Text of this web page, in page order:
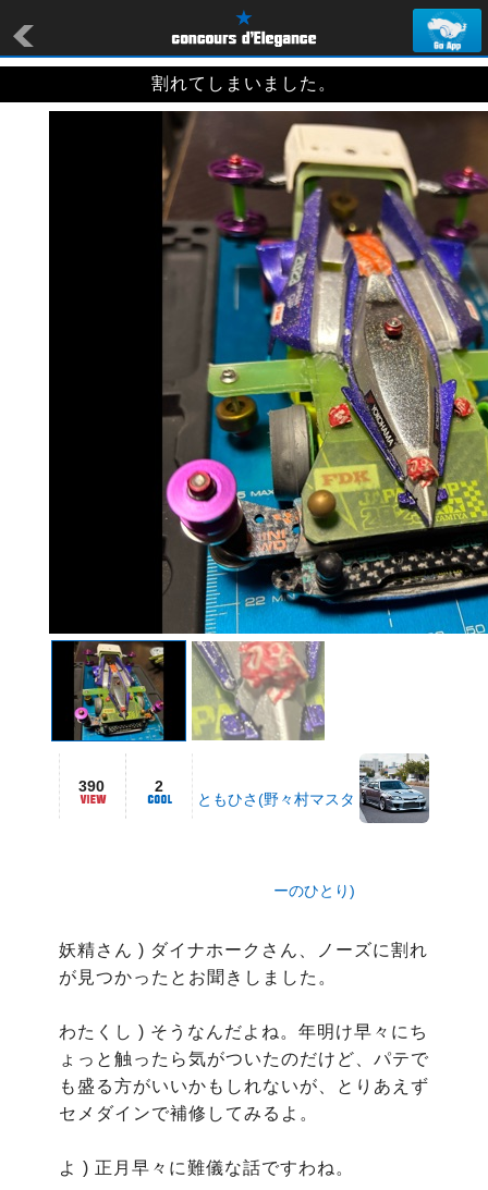
割れてしまいました。
390 2
ともひさ(野々村マスタ
ーのひとり)
妖精さん ) ダイナホークさん、ノーズに割れ
が見つかったとお聞きしました。
わたくし ) そうなんだよね。年明け早々にち
ょっと触ったら気がついたのだけど、パテで
も盛る方がいいかもしれないが、とりあえず
セメダインで補修してみるよ。
よ ) 正月早々に難儀な話ですわね。